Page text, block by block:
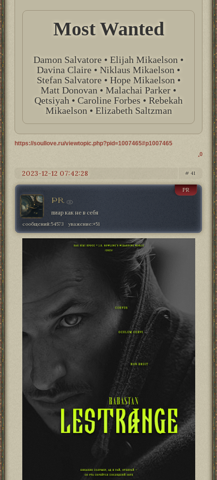
Most Wanted
Damon Salvatore • Elijah Mikaelson •
Davina Claire • Niklaus Mikaelson •
Stefan Salvatore • Hope Mikaelson •
Matt Donovan • Malachai Parker •
Qetsiyah • Caroline Forbes • Rebekah
Mikaelson • Elizabeth Saltzman
https://soullove.ru/viewtopic.php?pid=1007465#p1007465
0
41
2023-12-12 07:42:28
PR
PR
пиар как не в себя
сообщений:54573 уважение:+51